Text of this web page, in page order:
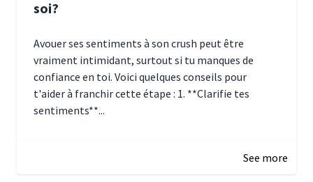
soi?
Avouer ses sentiments à son crush peut être
vraiment intimidant, surtout si tu manques de
confiance en toi. Voici quelques conseils pour
t'aider à franchir cette étape : 1. **Clarifie tes
sentiments**...
See more